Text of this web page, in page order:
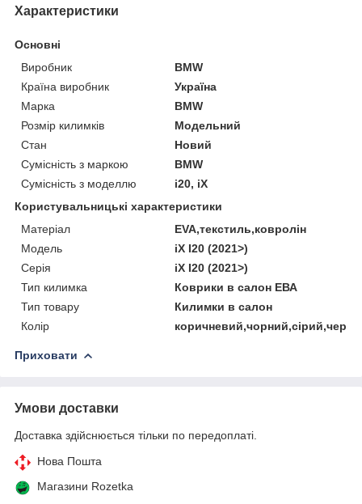
Характеристики
Основні
Виробник
BMW
Країна виробник
Україна
Марка
BMW
Розмір килимків
Модельний
Стан
Новий
Сумісність з маркою
BMW
Сумісність з моделлю
i20, iX
Користувальницькі характеристики
Матеріал
EVA,текстиль,ковролін
Мoдель
iX I20 (2021>)
Серія
iX I20 (2021>)
Тип килимка
Коврики в салон ЕВА
Тип товару
Килимки в салон
Колір
Приховати
Умови доставки
Доставка здійснюється тільки по передоплаті.
Нова Пошта
Магазини Rozetka